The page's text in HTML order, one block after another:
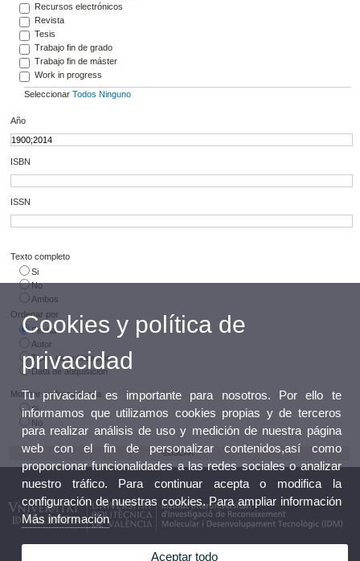
Recursos electrónicos
Revista
Tesis
Trabajo fin de grado
Trabajo fin de máster
Work in progress
Seleccionar Todos Ninguno
Año
ISBN
ISSN
Texto completo
Si
No
Ambos
Ordenar por
Fecha
Autor
Tipos de publicación
Data de adquisición
Mostrar en formato cita
Si
No
Cookies y política de
privacidad
Tu privacidad es importante para nosotros. Por ello te
informamos que utilizamos cookies propias y de terceros
para realizar análisis de uso y medición de nuestra página
web con el fin de personalizar contenidos,así como
proporcionar funcionalidades a las redes sociales o analizar
nuestro tráfico. Para continuar acepta o modifica la
configuración de nuestras cookies. Para ampliar información
Más información
Aceptar todo